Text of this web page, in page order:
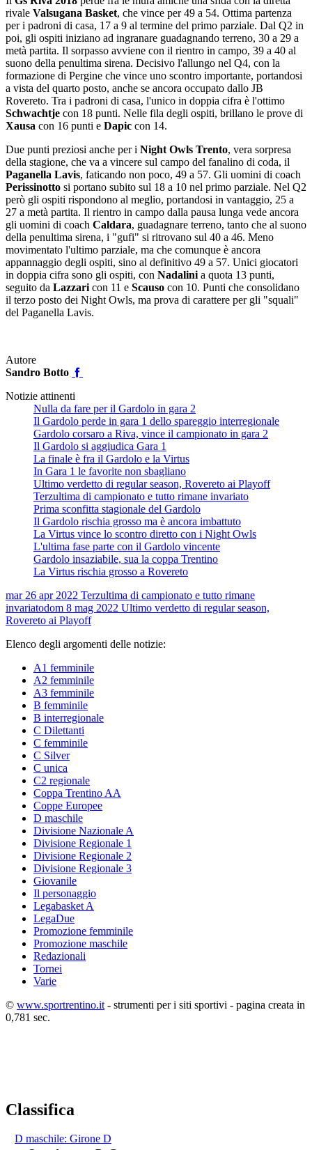
rivale Valsugana Basket, che vince per 49 a 54. Ottima partenza
per i padroni di casa, 17 a 9 al termine del primo parziale. Dal Q2 in
poi, gli ospiti iniziano ad ingranare guadagnando terreno, 30 a 29 a
metà partita. Il sorpasso avviene con il rientro in campo, 39 a 40 al
suono della penultima sirena. Decisivo l'allungo nel Q4, con la
formazione di Pergine che vince uno scontro importante, portandosi
a vista del quarto posto, anche se ancora occupato dallo JB
Rovereto. Tra i padroni di casa, l'unico in doppia cifra è l'ottimo
Schwachtje con 18 punti. Nelle fila degli ospiti, brillano le prove di
Xausa con 16 punti e Dapic con 14.
Due punti preziosi anche per i Night Owls Trento, vera sorpresa
della stagione, che va a vincere sul campo del fanalino di coda, il
Paganella Lavis, faticando non poco, 49 a 57. Gli uomini di coach
Perissinotto si portano subito sul 18 a 10 nel primo parziale. Nel Q2
però gli ospiti rispondono al meglio, portandosi in vantaggio, 25 a
27 a metà partita. Il rientro in campo dalla pausa lunga vede ancora
gli uomini di coach Caldara, guadagnare terreno, tanto che al suono
della penultima sirena, i "gufi" si ritrovano sul 40 a 46. Meno
movimentato l'ultimo parziale, ma che comunque è ancora
appannaggio degli ospiti, sino al definitivo 49 a 57. Unici giocatori
in doppia cifra sono gli ospiti, con Nadalini a quota 13 punti,
seguito da Lazzari con 11 e Scauso con 10. Punti che consolidano
il terzo posto dei Night Owls, ma prova di carattere per gli "squali"
del Paganella Lavis.
Autore
Sandro Botto
Notizie attinenti
Nulla da fare per il Gardolo in gara 2
Il Gardolo perde in gara 1 dello spareggio interregionale
Gardolo corsaro a Riva, vince il campionato in gara 2
Il Gardolo si aggiudica Gara 1
La finale è fra il Gardolo e la Virtus
In Gara 1 le favorite non sbagliano
Ultimo verdetto di regular season, Rovereto ai Playoff
Terzultima di campionato e tutto rimane invariato
Prima sconfitta stagionale del Gardolo
Il Gardolo rischia grosso ma è ancora imbattuto
La Virtus vince lo scontro diretto con i Night Owls
L'ultima fase parte con il Gardolo vincente
Gardolo insaziabile, sua la coppa Trentino
La Virtus rischia grosso a Rovereto
mar 26 apr 2022 Terzultima di campionato e tutto rimane
invariatodom 8 mag 2022 Ultimo verdetto di regular season,
Rovereto ai Playoff
Elenco degli argomenti delle notizie:
A1 femminile
A2 femminile
A3 femminile
B femminile
B interregionale
C Dilettanti
C femminile
C Silver
C unica
C2 regionale
Coppa Trentino AA
Coppe Europee
D maschile
Divisione Nazionale A
Divisione Regionale 1
Divisione Regionale 2
Divisione Regionale 3
Giovanile
Il personaggio
Legabasket A
LegaDue
Promozione femminile
Promozione maschile
Redazionali
Tornei
Varie
© www.sportrentino.it - strumenti per i siti sportivi - pagina creata in
0,781 sec.
Classifica
D maschile: Girone D